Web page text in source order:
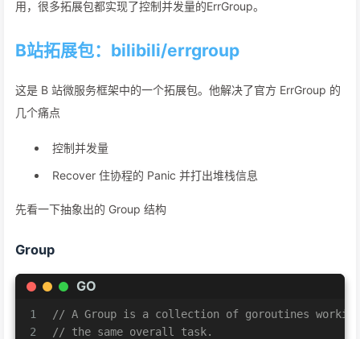
用，很多拓展包都实现了控制并发量的ErrGroup。
B站拓展包：bilibili/errgroup
这是 B 站微服务框架中的一个拓展包。他解决了官方 ErrGroup 的
几个痛点
控制并发量
Recover 住协程的 Panic 并打出堆栈信息
先看一下抽象出的 Group 结构
Group
GO
1
2
// A Group is a collection of goroutines
// the same overall task.